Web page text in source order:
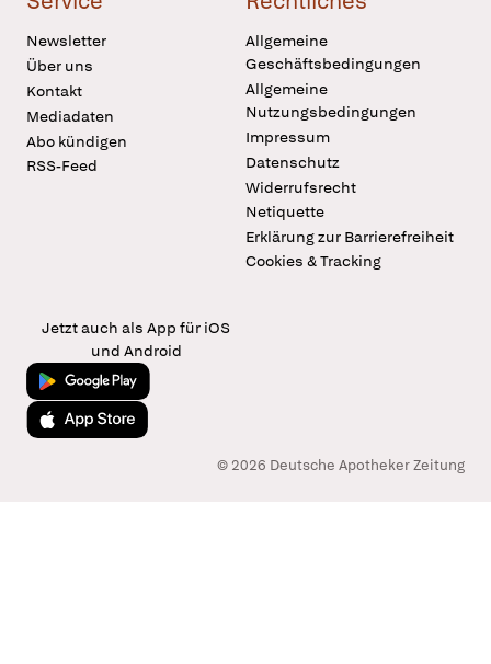
Newsletter
Über uns
Kontakt
Mediadaten
Abo kündigen
RSS-Feed
Allgemeine
Geschäftsbedingungen
Allgemeine
Nutzungsbedingungen
Impressum
Datenschutz
Widerrufsrecht
Netiquette
Erklärung zur Barrierefreiheit
Cookies & Tracking
Jetzt auch als App für iOS
und Android
Jetzt bei Google Play
Laden im App Store
© 2026 Deutsche Apotheker Zeitung